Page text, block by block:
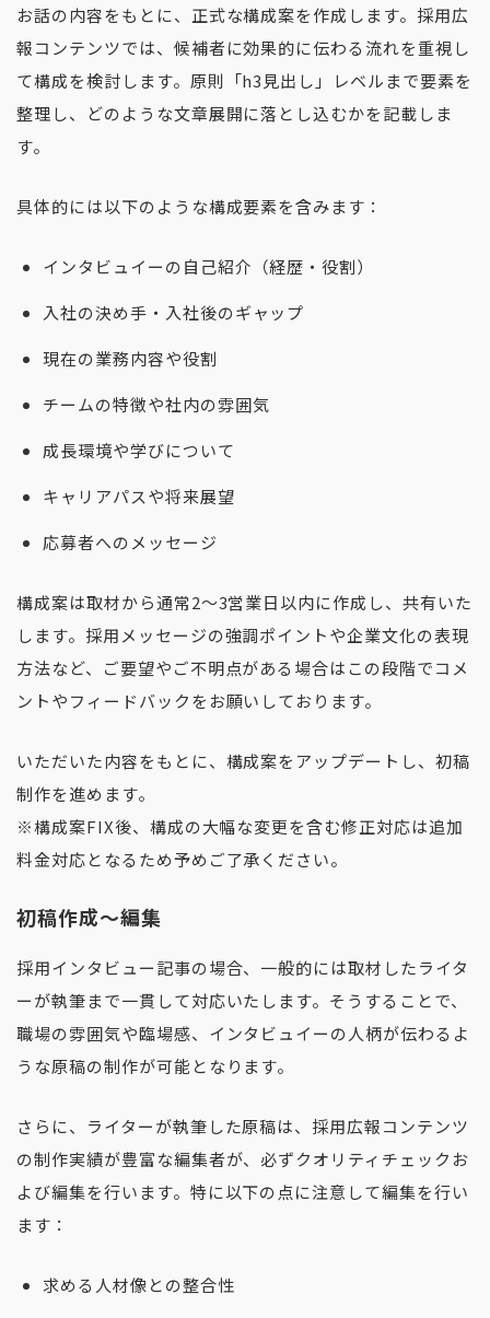
お話の内容をもとに、正式な構成案を作成します。採用広
報コンテンツでは、候補者に効果的に伝わる流れを重視し
て構成を検討します。原則「h3見出し」レベルまで要素を
整理し、どのような文章展開に落とし込むかを記載しま
す。
具体的には以下のような構成要素を含みます：
インタビュイーの自己紹介（経歴・役割）
入社の決め手・入社後のギャップ
現在の業務内容や役割
チームの特徴や社内の雰囲気
成長環境や学びについて
キャリアパスや将来展望
応募者へのメッセージ
構成案は取材から通常2〜3営業日以内に作成し、共有いた
します。採用メッセージの強調ポイントや企業文化の表現
方法など、ご要望やご不明点がある場合はこの段階でコメ
ントやフィードバックをお願いしております。
いただいた内容をもとに、構成案をアップデートし、初稿
制作を進めます。
※構成案FIX後、構成の大幅な変更を含む修正対応は追加
料金対応となるため予めご了承ください。
初稿作成〜編集
採用インタビュー記事の場合、一般的には取材したライタ
ーが執筆まで一貫して対応いたします。そうすることで、
職場の雰囲気や臨場感、インタビュイーの人柄が伝わるよ
うな原稿の制作が可能となります。
さらに、ライターが執筆した原稿は、採用広報コンテンツ
の制作実績が豊富な編集者が、必ずクオリティチェックお
よび編集を行います。特に以下の点に注意して編集を行い
ます：
求める人材像との整合性